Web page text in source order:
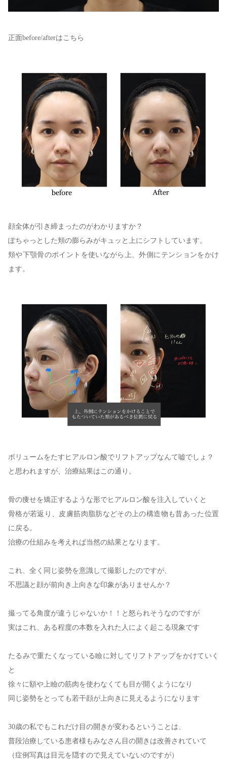
正面before/afterはこちら
顔全体が引き締まったのがわかりますか？
ぽちゃっとした頬の膨らみがキュッと上にシフトしています。
頬や下顎骨のポイントを使いながら上、外側にテンションをかけ
ます。
ボリュームをたすヒアルロン酸でリフトアップなんて嘘でしょ？
と思われますが、治療結果はこの通り。
骨の痩せを矯正するような形でヒアルロン酸を注入していくと
骨格が若返り、皮膚筋肉脂肪などその上の構造物も昔あった位置
に戻る。
治療の仕組みを考えれば当然の結果となります。
これ、全く同じ姿勢を意識して撮影したのですが、
不思議と顔が前向き上向きな印象がありませんか？
撮ってる角度が違うじゃないか！！と怒られそうなのですが
実はこれ、ある程度の本数を入れた人によく起こる現象です
たるみで重たくなっている瞼に対してリフトアップをかけていく
と
徐々に額や上瞼の筋肉を使わなくても目が開くようになり
同じ姿勢をとっても若干顔が上向きに見えるようになります
30歳の私でもこれだけ目の開きが変わるということは、
普段治療している患者様もみなさん目の開きは改善されていて
（症例写真は目元を隠すので見えていないのですが）